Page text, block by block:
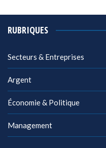
RUBRIQUES
Secteurs & Entreprises
Argent
Économie & Politique
Management